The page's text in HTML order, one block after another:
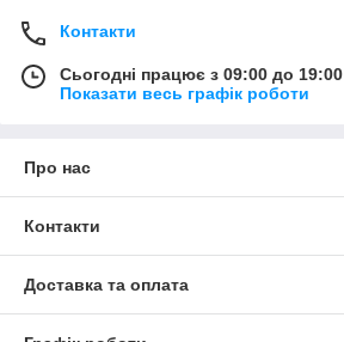
Контакти
Сьогодні працює з 09:00 до 19:00
Показати весь графік роботи
Про нас
Контакти
Доставка та оплата